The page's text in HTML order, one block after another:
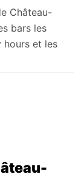
Château-
bars les
hours et les